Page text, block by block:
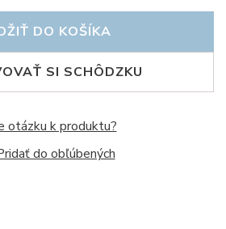
SI SCHÔDZKU
DO KOŠÍKA
otázku k produktu?
do obľúbených